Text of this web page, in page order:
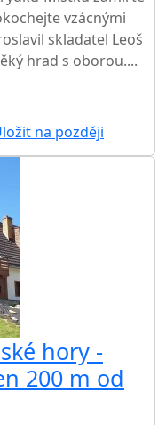
vzácnými
skladatel Leoš
hrad s oborou....
na později
hory -
200 m od